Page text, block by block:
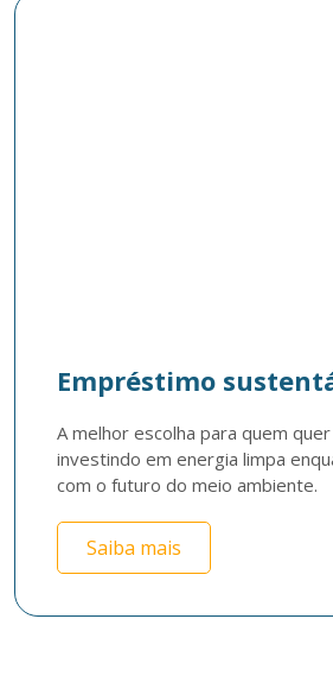
Empréstimo
A melhor escolha para quem
investindo em energia limpa
com o futuro do meio ambiente.
Saiba mais